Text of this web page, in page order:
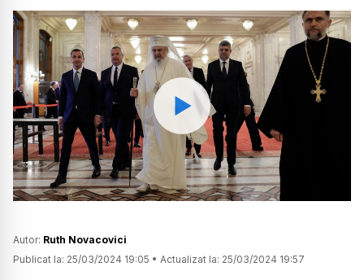
Watch
Autor: Ruth Novacovici
Publicat la: 25/03/2024 19:05 • Actualizat la: 25/03/2024 19:57